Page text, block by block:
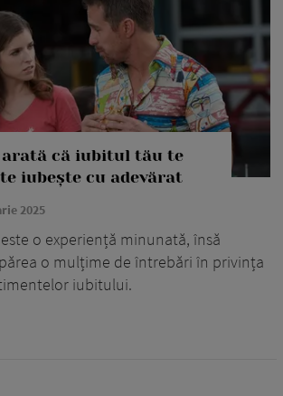
arată că iubitul tău te
iubește cu adevărat
2025
o experiență minunată, însă
o mulțime de întrebări în privința
iubitului.